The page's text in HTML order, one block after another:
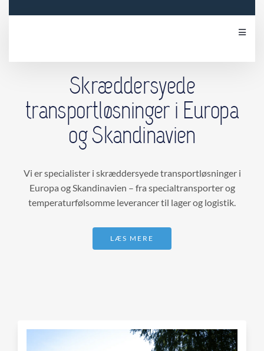
Toggle
Velkommen
Om os
Lager & logistik
Kontakt os
Skræddersyede
transportløsninger i Europa
og Skandinavien
Vi er specialister i skræddersyede transportløsninger i
Europa og Skandinavien – fra specialtransporter og
temperaturfølsomme leverancer til lager og logistik.
LÆS MERE